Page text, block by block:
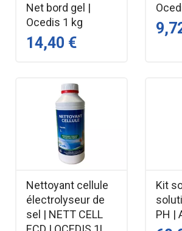
Net bord gel |
Ocedis 1 kg
14,40 €
Nettoyant cellule
électrolyseur de
sel | NETT CELL
Kit
PH |